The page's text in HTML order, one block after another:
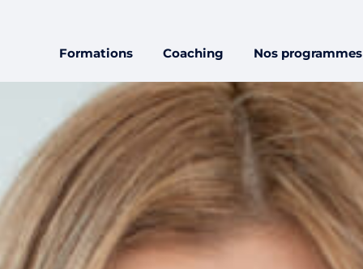
Formations Coaching Nos programmes